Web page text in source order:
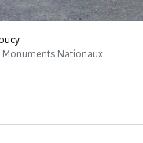
Nationaux